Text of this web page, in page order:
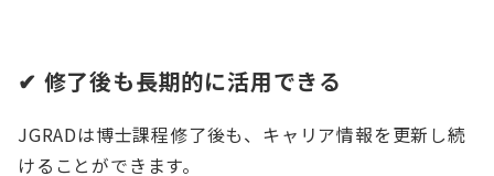
✔ 修了後も長期的に活用できる
JGRADは博士課程修了後も、キャリア情報を更新し続
けることができます。